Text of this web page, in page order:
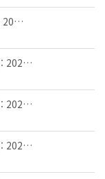
20…
: 202…
: 202…
: 202…